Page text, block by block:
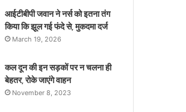
आईटीबीपी जवान ने नर्स को इतना तंग
किया कि झूल गई फंदे से, मुकदमा दर्ज
March 19, 2026
कल दून की इन सड़कों पर न चलना ही
बेहतर, रोके जाएंगे वाहन
November 8, 2023